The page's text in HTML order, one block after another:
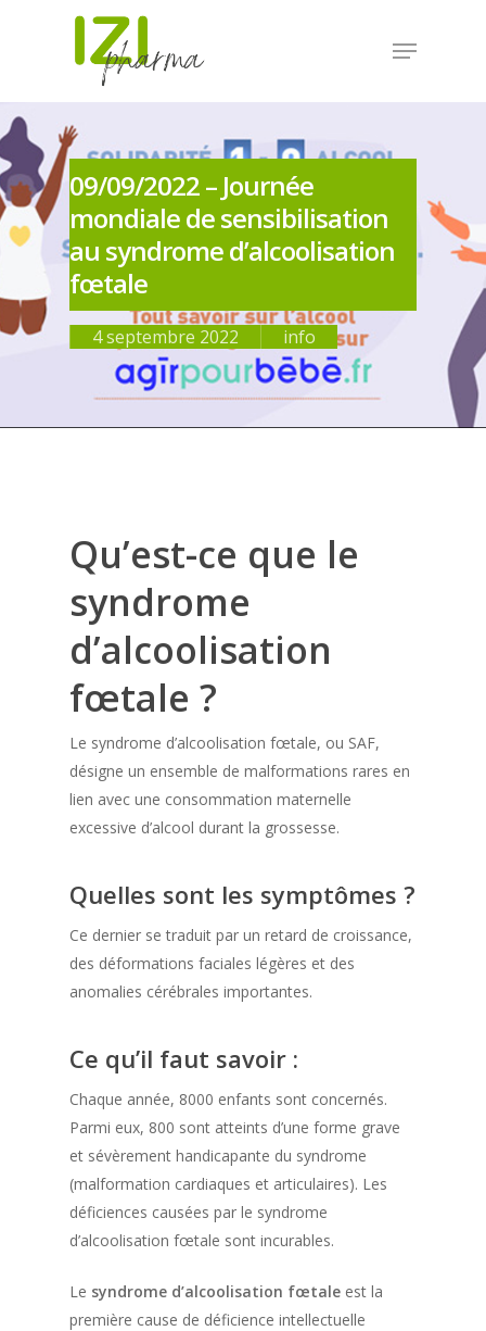
09/09/2022 – Journée
mondiale de sensibilisation
au syndrome d’alcoolisation
fœtale
4 septembre 2022 info
Qu’est-ce que le
syndrome
d’alcoolisation
fœtale ?
Le syndrome d’alcoolisation fœtale, ou SAF,
désigne un ensemble de malformations rares en
lien avec une consommation maternelle
excessive d’alcool durant la grossesse.
Quelles sont les symptômes ?
Ce dernier se traduit par un retard de croissance,
des déformations faciales légères et des
anomalies cérébrales importantes.
Ce qu’il faut savoir :
Chaque année, 8000 enfants sont concernés.
Parmi eux, 800 sont atteints d’une forme grave
et sévèrement handicapante du syndrome
(malformation cardiaques et articulaires). Les
déficiences causées par le syndrome
d’alcoolisation fœtale sont incurables.
Le syndrome d’alcoolisation fœtale est la
première cause de déficience intellectuelle